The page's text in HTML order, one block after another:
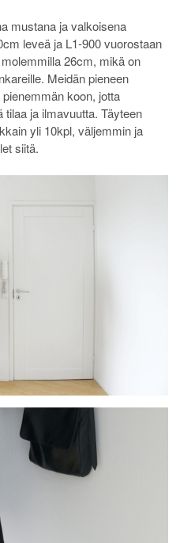
mustana ja valkoisena
leveä ja L1-900 vuorostaan
26cm, mikä on
Meidän pieneen
koon, jotta
tilaa ja ilmavuutta. Täyteen
yli 10kpl, väljemmin ja
siitä.